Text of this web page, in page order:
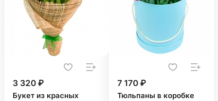
3 320 ₽
Букет из красных
7 170 ₽
Тюльпаны в коробке